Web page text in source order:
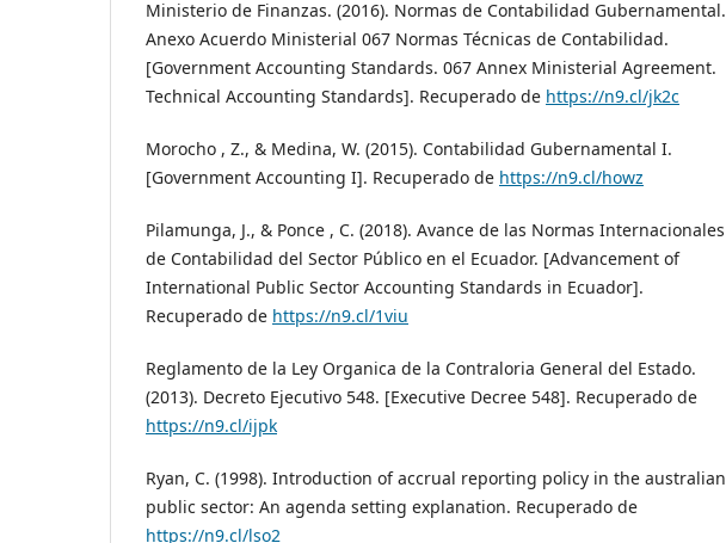
Ministerio de Finanzas. (2016). Normas de Contabilidad Gubernamental.
Anexo Acuerdo Ministerial 067 Normas Técnicas de Contabilidad.
[Government Accounting Standards. 067 Annex Ministerial Agreement.
Technical Accounting Standards]. Recuperado de https://n9.cl/jk2c
Morocho , Z., & Medina, W. (2015). Contabilidad Gubernamental I.
[Government Accounting I]. Recuperado de https://n9.cl/howz
Pilamunga, J., & Ponce , C. (2018). Avance de las Normas Internacionales
de Contabilidad del Sector Público en el Ecuador. [Advancement of
International Public Sector Accounting Standards in Ecuador].
Recuperado de https://n9.cl/1viu
Reglamento de la Ley Organica de la Contraloria General del Estado.
(2013). Decreto Ejecutivo 548. [Executive Decree 548]. Recuperado de
https://n9.cl/ijpk
Ryan, C. (1998). Introduction of accrual reporting policy in the australian
public sector: An agenda setting explanation. Recuperado de
https://n9.cl/lso2